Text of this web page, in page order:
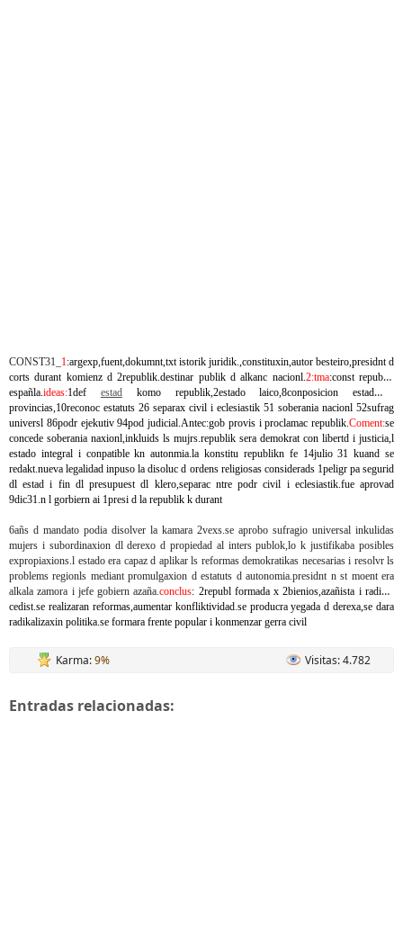
CONST31_ 1:argexp,fuent,dokumnt,txt istorik juridik.,constituxin,autor besteiro,presidnt d
corts durant komienz d 2republik.destinar publik d alkanc nacionl.2:tma:const republik
españla.ideas:1def estadkomo republik,2estado laico,8conposicion estad n
provincias,10reconoc estatuts 26 separax civil i eclesiastik 51 soberania nacionl 52sufrag
universl 86podr ejekutiv 94pod judicial.Antec:gob provis i proclamac republik.Coment:se
concede soberania naxionl,inkluids ls mujrs.republik sera demokrat con libertd i justicia,l
estado integral i conpatible kn autonmia.la konstitu republikn fe 14julio 31 kuand se
redakt.nueva legalidad inpuso la disoluc d ordens religiosas considerads 1peligr pa segurid
dl estad i fin dl presupuest dl klero,separac ntre podr civil i eclesiastik.fue aprovad
9dic31.n l gorbiern ai 1presi d la republik k durant
6añs d mandato podia disolver la kamara 2vexs.se aprobo sufragio universal inkulidas
mujers i subordinaxion dl derexo d propiedad al inters publok,lo k justifikaba posibles
expropiaxions.l estado era capaz d aplikar ls reformas demokratikas necesarias i resolvr ls
problems regionls mediant promulgaxion d estatuts d autonomia.presidnt n st moent era
alkala zamora i jefe gobiern azaña.conclus: 2republ formada x 2bienios,azañista i radikal
cedist.se realizaran reformas,aumentar konfliktividad.se producra yegada d derexa,se dara
radikalizaxin politika.se formara frente popular i konmenzar gerra civil
Karma:9% Visitas: 4.782
Entradas relacionadas: